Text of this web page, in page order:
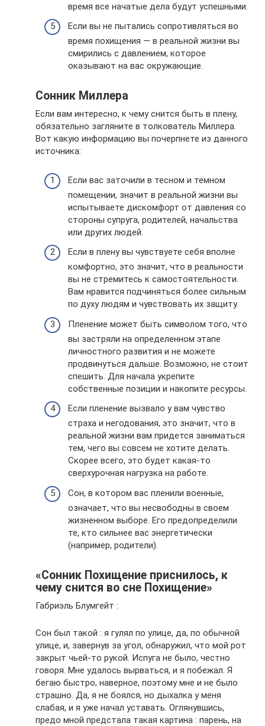
время все начатые дела будут успешными.
Если вы не пытались сопротивляться во
время похищения — в реальной жизни вы
смирились с давлением, которое
оказывают на вас окружающие.
Сонник Миллера
Если вам интересно, к чему снится быть в плену,
обязательно загляните в толкователь Миллера.
Вот какую информацию вы почерпнете из данного
источника:
Если вас заточили в тесном и темном
помещении, значит в реальной жизни вы
испытываете дискомфорт от давления со
стороны супруга, родителей, начальства
или других людей.
Если в плену вы чувствуете себя вполне
комфортно, это значит, что в реальности
вы не стремитесь к самостоятельности.
Вам нравится подчиняться более сильным
по духу людям и чувствовать их защиту.
Пленение может быть символом того, что
вы застряли на определенном этапе
личностного развития и не можете
продвинуться дальше. Возможно, не стоит
спешить. Для начала укрепите
собственные позиции и накопите ресурсы.
Если пленение вызвало у вам чувство
страха и негодования, это значит, что в
реальной жизни вам придется заниматься
тем, чего вы совсем не хотите делать.
Скорее всего, это будет какая-то
сверхурочная нагрузка на работе.
Сон, в котором вас пленили военные,
означает, что вы несвободны в своем
жизненном выборе. Его предопределили
те, кто сильнее вас энергетически
(например, родители).
«Сонник Похищение приснилось, к
чему снится во сне Похищение»
Габриэль Блумгейт :
Сон был такой : я гулял по улице, да, по обычной
улице, и, завернув за угол, обнаружил, что мой рот
закрыт чьей-то рукой. Испуга не было, честно
говоря. Мне удалось вырваться, и я побежал. Я
бегаю быстро, наверное, поэтому мне и не было
страшно. Да, я не боялся, но дыхалка у меня
слабая, и я уже начал уставать. Оглянувшись,
предо мной предстала такая картина : парень, на